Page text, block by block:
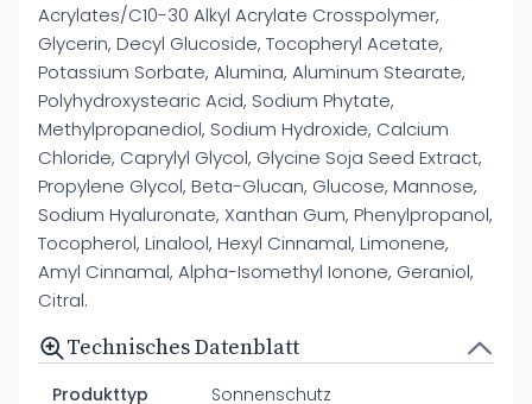
Acrylates/C10-30 Alkyl Acrylate Crosspolymer,
Glycerin, Decyl Glucoside, Tocopheryl Acetate,
Potassium Sorbate, Alumina, Aluminum Stearate,
Polyhydroxystearic Acid, Sodium Phytate,
Methylpropanediol, Sodium Hydroxide, Calcium
Chloride, Caprylyl Glycol, Glycine Soja Seed Extract,
Propylene Glycol, Beta-Glucan, Glucose, Mannose,
Sodium Hyaluronate, Xanthan Gum, Phenylpropanol,
Tocopherol, Linalool, Hexyl Cinnamal, Limonene,
Amyl Cinnamal, Alpha-Isomethyl Ionone, Geraniol,
Citral.
Technisches Datenblatt
Produkttyp Sonnenschutz